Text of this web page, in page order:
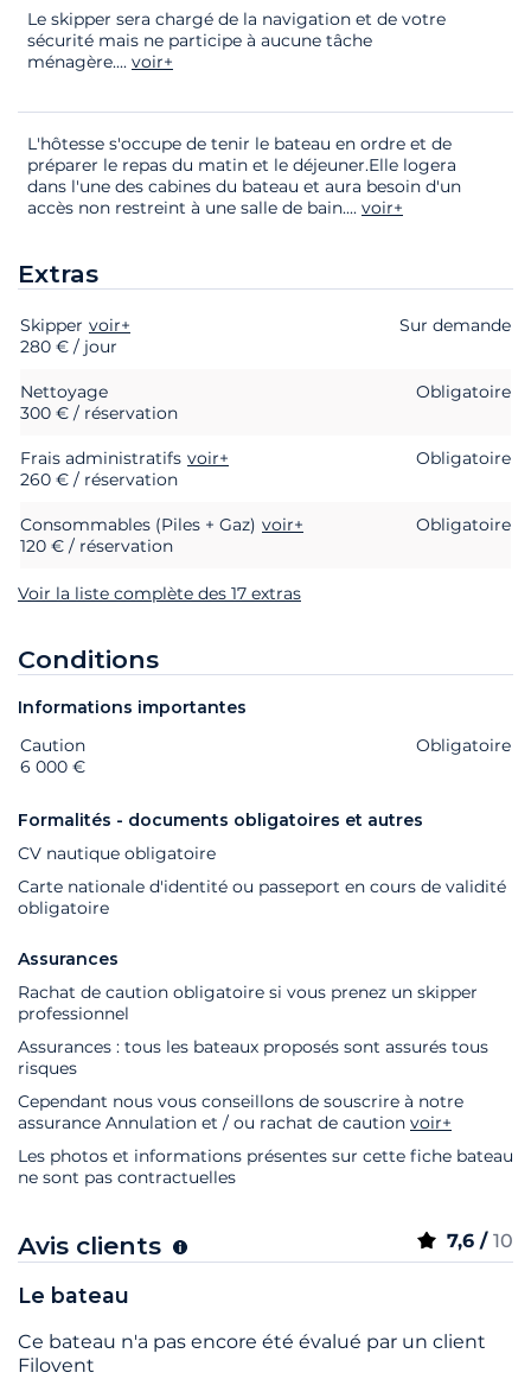
Le skipper sera chargé de la navigation et de votre
sécurité mais ne participe à aucune tâche
ménagère.... voir+
L'hôtesse s'occupe de tenir le bateau en ordre et de
préparer le repas du matin et le déjeuner.Elle logera
dans l'une des cabines du bateau et aura besoin d'un
accès non restreint à une salle de bain.... voir+
Extras
Extras Statut
Skipper voir+
Sur demande
280 € / jour
Nettoyage
Obligatoire
300 € / réservation
Frais administratifs voir+
Obligatoire
260 € / réservation
Consommables (Piles + Gaz) voir+
Obligatoire
120 € / réservation
Voir la liste complète des 17 extras
Conditions
Informations importantes
Extras Statut
Caution
Obligatoire
6 000 €
Formalités - documents obligatoires et autres
CV nautique obligatoire
Carte nationale d'identité ou passeport en cours de validité
obligatoire
Assurances
Rachat de caution obligatoire si vous prenez un skipper
professionnel
Assurances : tous les bateaux proposés sont assurés tous
risques
Cependant nous vous conseillons de souscrire à notre
assurance Annulation et / ou rachat de caution voir+
Les photos et informations présentes sur cette fiche bateau
ne sont pas contractuelles
Avis clients 7,6 / 10
Le bateau
Ce bateau n'a pas encore été évalué par un client
Filovent